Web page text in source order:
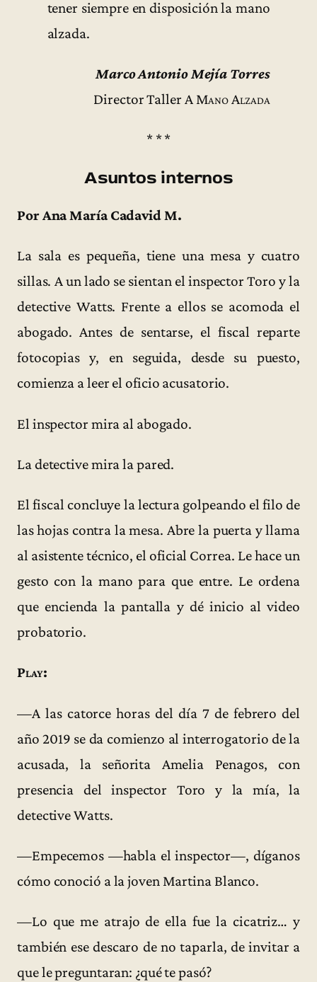
tener siempre en disposición la mano
alzada.
Marco Antonio Mejía Torres
Director Taller A Mano Alzada
* * *
Asuntos internos
Por Ana María Cadavid M.
La sala es pequeña, tiene una mesa y cuatro
sillas. A un lado se sientan el inspector Toro y la
detective Watts. Frente a ellos se acomoda el
abogado. Antes de sentarse, el fiscal reparte
fotocopias y, en seguida, desde su puesto,
comienza a leer el oficio acusatorio.
El inspector mira al abogado.
La detective mira la pared.
El fiscal concluye la lectura golpeando el filo de
las hojas contra la mesa. Abre la puerta y llama
al asistente técnico, el oficial Correa. Le hace un
gesto con la mano para que entre. Le ordena
que encienda la pantalla y dé inicio al video
probatorio.
Play:
—A las catorce horas del día 7 de febrero del
año 2019 se da comienzo al interrogatorio de la
acusada, la señorita Amelia Penagos, con
presencia del inspector Toro y la mía, la
detective Watts.
—Empecemos —habla el inspector—, díganos
cómo conoció a la joven Martina Blanco.
—Lo que me atrajo de ella fue la cicatriz… y
también ese descaro de no taparla, de invitar a
que le preguntaran: ¿qué te pasó?